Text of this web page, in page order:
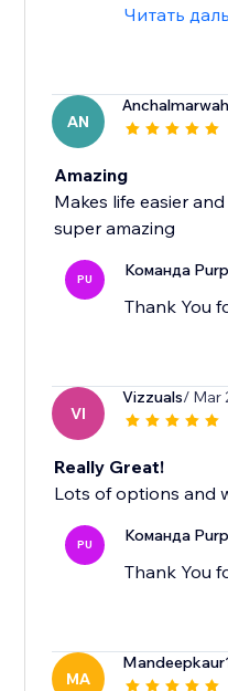
Читать
AN
Anchalmarwah
Amazing
Makes life easier
super amazing
PU Команда
Thank You
VI
Vizzuals/ Mar
Really Great!
Lots of options and
PU Команда
Thank You
MA